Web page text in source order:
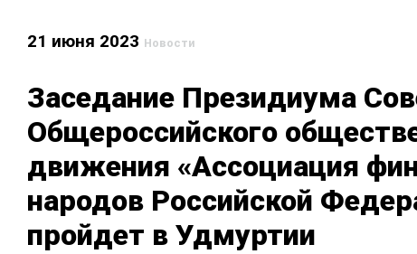
21 июня 2023 Новости
Заседание Президиума
Общероссийского
движения «Ассоциация
народов Российской
пройдет в Удмуртии